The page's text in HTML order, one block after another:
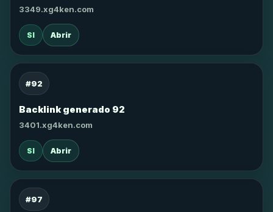
3349.xg4ken.com
SI Abrir
#92
Backlink generado 92
3401.xg4ken.com
SI Abrir
#97